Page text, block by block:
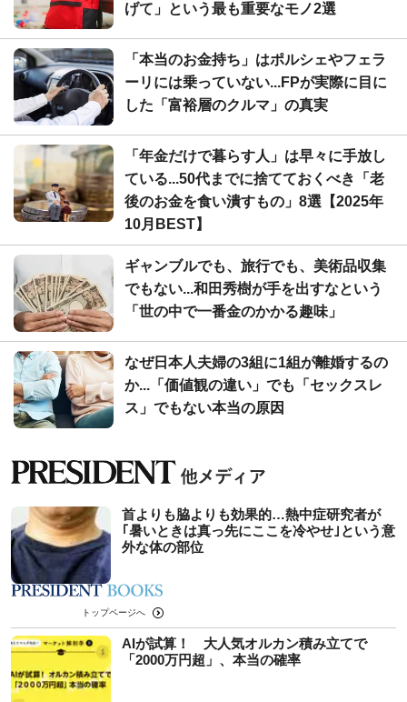
げて」という最も重要なモノ2選
「本当のお金持ち」はポルシェやフェラ
ーリには乗っていない...FPが実際に目に
した「富裕層のクルマ」の真実
「年金だけで暮らす人」は早々に手放し
ている...50代までに捨てておくべき「老
後のお金を食い潰すもの」8選【2025年
10月BEST】
ギャンブルでも、旅行でも、美術品収集
でもない...和田秀樹が手を出すなという
「世の中で一番金のかかる趣味」
なぜ日本人夫婦の3組に1組が離婚するの
か...「価値観の違い」でも「セックスレ
ス」でもない本当の原因
首よりも脇よりも効果的…熱中症研究者が
｢暑いときは真っ先にここを冷やせ｣という意
外な体の部位
トップページへ
AIが試算！ 大人気オルカン積み立てで
「2000万円超」、本当の確率